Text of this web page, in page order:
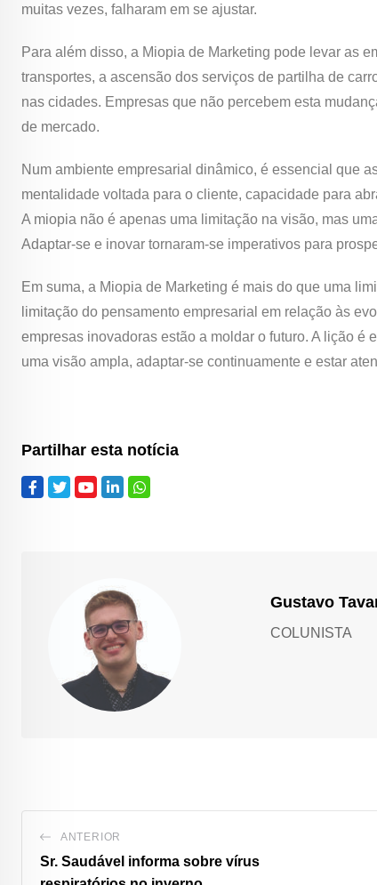
muitas vezes, falharam em se ajustar.
Para além disso, a Miopia de Marketing pode levar as
transportes, a ascensão dos serviços de partilha de
nas cidades. Empresas que não percebem esta
de mercado.
Num ambiente empresarial dinâmico, é essencial que
mentalidade voltada para o cliente, capacidade para
A miopia não é apenas uma limitação na visão, mas
Adaptar-se e inovar tornaram-se imperativos para
Em suma, a Miopia de Marketing é mais do que uma
limitação do pensamento empresarial em relação às
empresas inovadoras estão a moldar o futuro. A lição
uma visão ampla, adaptar-se continuamente e estar
Partilhar esta notícia
Gustavo
COLUNISTA
ANTERIOR
Sr. Saudável informa sobre vírus